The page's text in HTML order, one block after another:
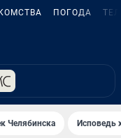
ПОГОДА
Челябинска Исповедь